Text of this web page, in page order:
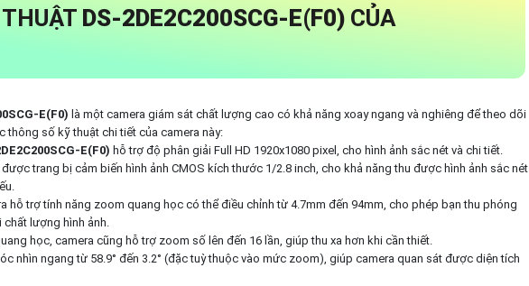
DS-2DE2C200SCG-E(F0) CỦA
E(F0) là một camera giám sát chất lượng cao có khả năng xoay ngang và nghiêng để theo dõi
thông số kỹ thuật chi tiết của camera này:
E(F0) hỗ trợ độ phân giải Full HD 1920x1080 pixel, cho hình ảnh sắc nét và chi tiết.
được trang bị cảm biến hình ảnh CMOS kích thước 1/2.8 inch, cho khả năng thu được hình ảnh sắc nét
hỗ trợ tính năng zoom quang học có thể điều chỉnh từ 4.7mm đến 94mm, cho phép bạn thu phóng
lượng hình ảnh.
học, camera cũng hỗ trợ zoom số lên đến 16 lần, giúp thu xa hơn khi cần thiết.
nhìn ngang từ 58.9° đến 3.2° (đặc tuỳ thuộc vào mức zoom), giúp camera quan sát được diện tích